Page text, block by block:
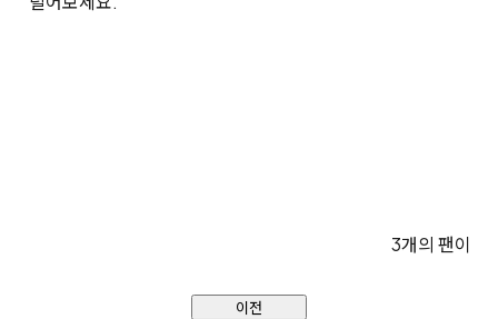
3개의 팬이 강
이전